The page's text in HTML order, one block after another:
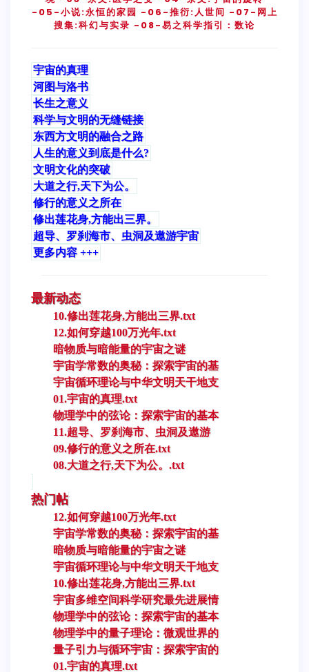
-05-小说:永恒的家园 -06-推衍:人世间 -07-网上
搜集:科幻与实录 -08-易之科学指引：数论
宇宙的真理
河图与洛书
长生之意义
科学与文明的无缝链接
东西方文明的融合之路
人生的意义到底是什么?
文明文化的突破
大道之行,天下为公。
修行的意义之所在
修出莲花身,方能出三界。
超导、罗刹海市、虫洞及遨游宇宙
更多内容 +++
最新动态
10.修出莲花身,方能出三界.txt
12.如何穿越100万光年.txt
暗物质与暗能量的宇宙之谜
宇宙学常数的奥秘：探索宇宙的基
宇宙循环理论与中华文明天干地支
01.宇宙的真理.txt
物理学中的弦论：探索宇宙的基本
11.超导、罗刹海市、虫洞及遨游
09.修行的意义之所在.txt
08.大道之行,天下为公。.txt
热门帖
12.如何穿越100万光年.txt
宇宙学常数的奥秘：探索宇宙的基
暗物质与暗能量的宇宙之谜
宇宙循环理论与中华文明天干地支
10.修出莲花身,方能出三界.txt
宇宙多维空间科学研究最先进展情
物理学中的弦论：探索宇宙的基本
物理学中的量子理论：微观世界的
量子引力与循环宇宙：探索宇宙的
01.宇宙的真理.txt